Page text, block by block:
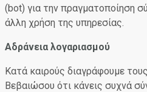
(bot) για την πραγματοποίηση
άλλη χρήση της υπηρεσίας.
Αδράνεια λογαριασμού
Κατά καιρούς διαγράφουμε
Βεβαιώσου ότι κάνεις συχνά